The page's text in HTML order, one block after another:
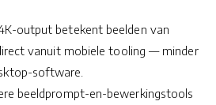
output betekent beelden van
vanuit mobiele tooling — minder
software.
beeldprompt-en-bewerkingstools